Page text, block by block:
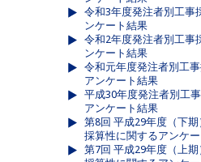
令和3年度発注者別工事
ンケート結果
令和2年度発注者別工事
ンケート結果
令和元年度発注者別工
アンケート結果
平成30年度発注者別工
アンケート結果
第8回 平成29年度（下
採算性に関するアンケ
第7回 平成29年度（上